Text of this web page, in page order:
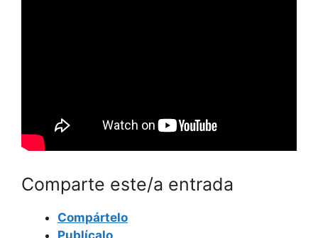
Comparte este/a entrada
Compártelo